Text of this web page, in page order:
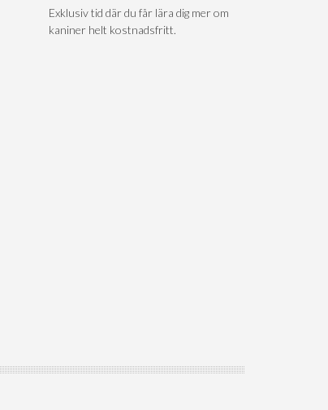
Exklusiv tid där du får lära dig mer om
kaniner helt kostnadsfritt.